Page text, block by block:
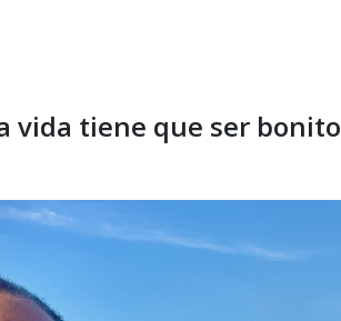
vida tiene que ser bonito